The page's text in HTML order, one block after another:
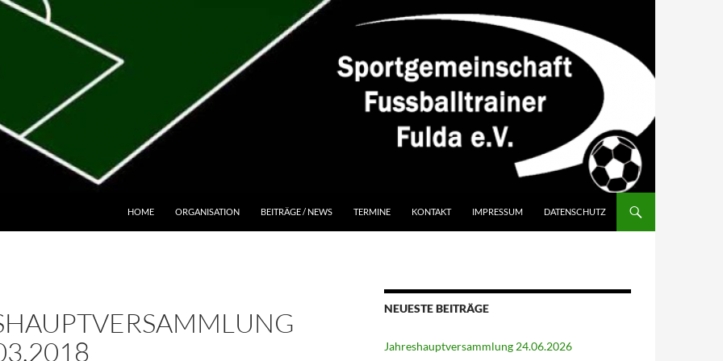
HOME ORGANISATION BEITRÄGE / NEWS TERMINE KONTAKT IMPRESSUM DATENSCHUTZ
NEUESTE BEITRÄGE
Jahreshauptversammlung 24.06.2026